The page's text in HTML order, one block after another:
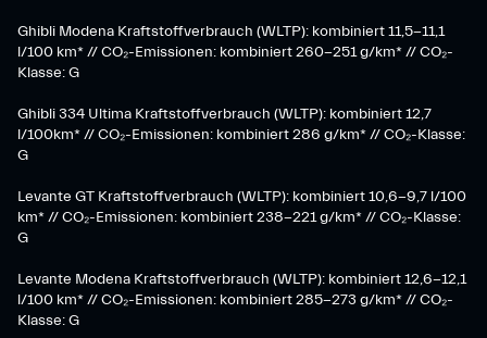
Ghibli Modena Kraftstoffverbrauch (WLTP): kombiniert 11,5-11,1
l/100 km* // CO₂-Emissionen: kombiniert 260-251 g/km*​ // CO₂-
Klasse: G​
Ghibli 334 Ultima Kraftstoffverbrauch (WLTP): kombiniert 12,7
l/100km* // CO₂-Emissionen: kombiniert 286 g/km* // CO₂-Klasse:
G
Levante GT Kraftstoffverbrauch (WLTP): kombiniert 10,6-9,7 l/100
km* // CO₂-Emissionen: kombiniert 238-221 g/km* ​// CO₂-Klasse:
G​
Levante Modena Kraftstoffverbrauch (WLTP): kombiniert 12,6-12,1
l/100 km* // CO₂-Emissionen: kombiniert 285-273 g/km*​ // CO₂-
Klasse: G